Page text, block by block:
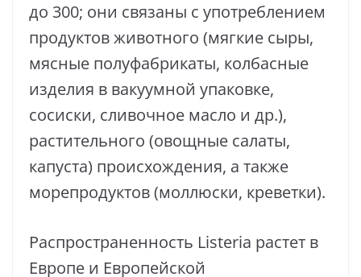
до 300; они связаны с употреблением
продуктов животного (мягкие сыры,
мясные полуфабрикаты, колбасные
изделия в вакуумной упаковке,
сосиски, сливочное масло и др.),
растительного (овощные салаты,
капуста) происхождения, а также
морепродуктов (моллюски, креветки).
Распространенность Listeria растет в
Европе и Европейской